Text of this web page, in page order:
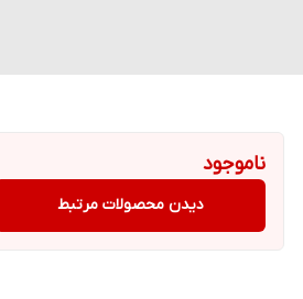
ناموجود
دیدن محصولات مرتبط